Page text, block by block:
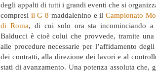
degli appalti di tutti i grandi eventi che si
compresi il G 8 maddalenino e ilCampionato
di Roma, di cui solo ora sta incominciando a
Balducci è cioè colui che provvede, tramite
alle procedure necessarie per l’affidamento
dei contratti, alla direzione dei lavori e al
stati di avanzamento. Una potenza assoluta che,